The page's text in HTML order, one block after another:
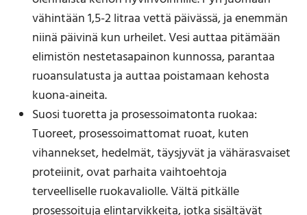
vähintään 1,5-2 litraa vettä päivässä, ja enemmän
niinä päivinä kun urheilet. Vesi auttaa pitämään
elimistön nestetasapainon kunnossa, parantaa
ruoansulatusta ja auttaa poistamaan kehosta
kuona-aineita.
Suosi tuoretta ja prosessoimatonta ruokaa:
Tuoreet, prosessoimattomat ruoat, kuten
vihannekset, hedelmät, täysjyvät ja vähärasvaiset
proteiinit, ovat parhaita vaihtoehtoja
terveelliselle ruokavaliolle. Vältä pitkälle